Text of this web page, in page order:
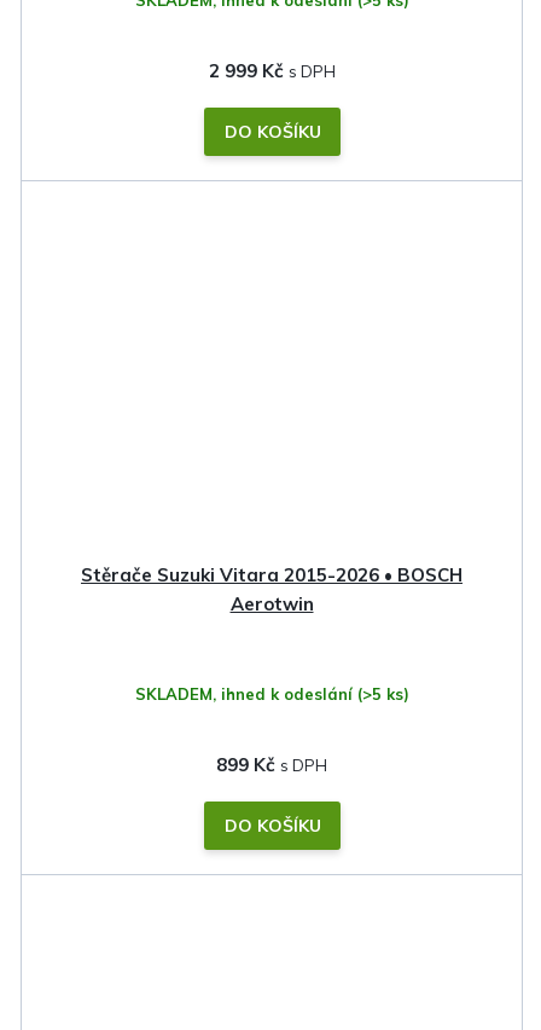
2 999 Kč
DO KOŠÍKU
Stěrače Suzuki Vitara 2015-2026 • BOSCH
Aerotwin
SKLADEM, ihned k odeslání (>5 ks)
899 Kč
DO KOŠÍKU